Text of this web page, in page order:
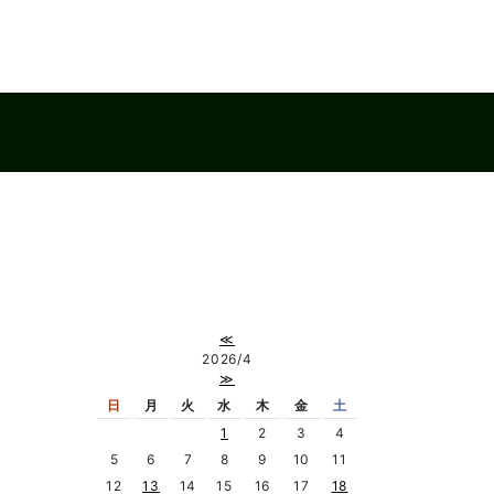
≪
2026/4
≫
日
月 火 水 木 金
土
1
2 3
4
5
6 7 8 9 10
11
12
13 14 15 16 17 18